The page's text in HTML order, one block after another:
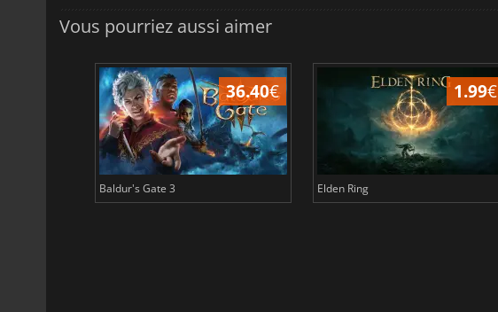
Vous pourriez aussi aimer
36.40€
Baldur's Gate 3
1.99€
Elden Ring